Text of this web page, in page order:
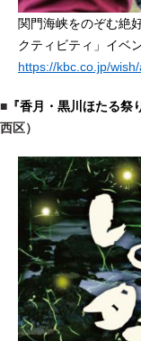
関門海峡をのぞむ絶
クティビティ」イベ
https://kbc.co.jp/
■ 『香月・黒川ほたる祭
西区）